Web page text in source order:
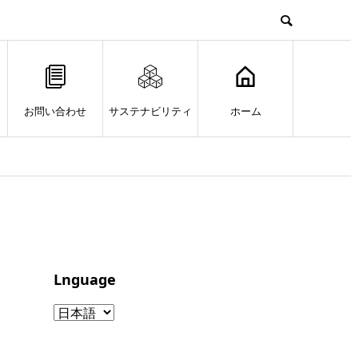
お問い合わせ サステナビリティ ホーム
Lnguage
Lnguage